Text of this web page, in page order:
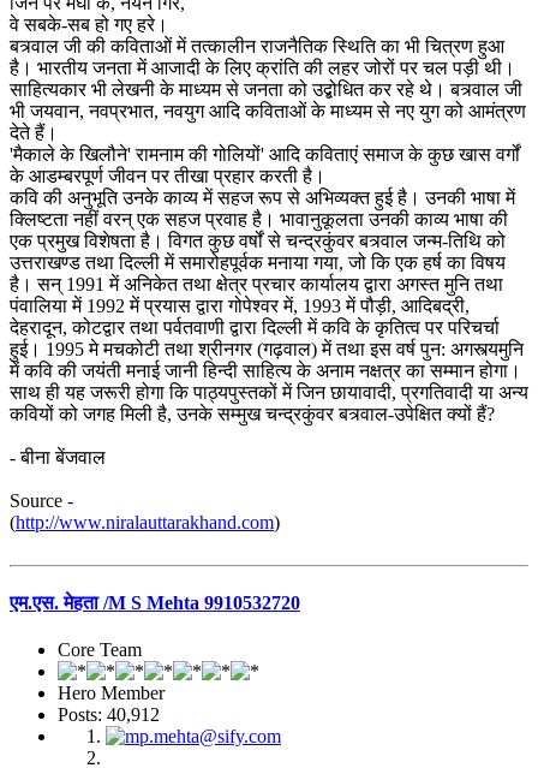
वे सबके-सब हो गए हरे।
बत्र्वाल जी की कविताओं में तत्कालीन राजनैतिक स्थिति का भी चित्रण हुआ
है। भारतीय जनता में आजादी के लिए क्रांति की लहर जोरों पर चल पड़ी थी।
साहित्यकार भी लेखनी के माध्यम से जनता को उद्बोधित कर रहे थे। बत्र्वाल जी
भी जयवान, नवप्रभात, नवयुग आदि कविताओं के माध्यम से नए युग को आमंत्रण
देते हैं।
'मैकाले के खिलौने' रामनाम की गोलियों' आदि कविताएं समाज के कुछ खास वर्गों
के आडम्बरपूर्ण जीवन पर तीखा प्रहार करती है।
कवि की अनुभूति उनके काव्य में सहज रूप से अभिव्यक्त हुई है। उनकी भाषा में
क्लिष्टता नहीं वरन् एक सहज प्रवाह है। भावानुकूलता उनकी काव्य भाषा की
एक प्रमुख विशेषता है। विगत कुछ वर्षों से चन्द्रकुंवर बत्र्वाल जन्म-तिथि को
उत्तराखण्ड तथा दिल्ली में समारोहपूर्वक मनाया गया, जो कि एक हर्ष का विषय
है। सन् 1991 में अनिकेत तथा क्षेत्र प्रचार कार्यालय द्वारा अगस्त मुनि तथा
पंवालिया में 1992 में प्रयास द्वारा गोपेश्वर में, 1993 में पौड़ी, आदिबद्री,
देहरादून, कोटद्वार तथा पर्वतवाणी द्वारा दिल्ली में कवि के कृतित्व पर परिचर्चा
हुई। 1995 मे मचकोटी तथा श्रीनगर (गढ़वाल) में तथा इस वर्ष पुन: अगस्त्यमुनि
में कवि की जयंती मनाई जानी हिन्दी साहित्य के अनाम नक्षत्र का सम्मान होगा।
साथ ही यह जरूरी होगा कि पाठ्यपुस्तकों में जिन छायावादी, प्रगतिवादी या अन्य
कवियों को जगह मिली है, उनके सम्मुख चन्द्रकुंवर बत्र्वाल-उपेक्षित क्यों हैं?
- बीना बेंजवाल
Source -
(http://www.niralauttarakhand.com)
एम.एस. मेहता /M S Mehta 9910532720
Core Team
Hero Member
Posts: 40,912